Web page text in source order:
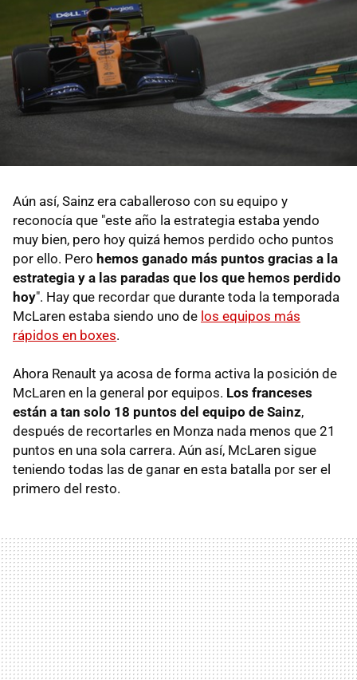
Aún así, Sainz era caballeroso con su equipo y
reconocía que "este año la estrategia estaba yendo
muy bien, pero hoy quizá hemos perdido ocho puntos
por ello. Pero hemos ganado más puntos gracias a la
estrategia y a las paradas que los que hemos perdido
hoy". Hay que recordar que durante toda la temporada
McLaren estaba siendo uno de los equipos más
rápidos en boxes.
Ahora Renault ya acosa de forma activa la posición de
McLaren en la general por equipos. Los franceses
están a tan solo 18 puntos del equipo de Sainz,
después de recortarles en Monza nada menos que 21
puntos en una sola carrera. Aún así, McLaren sigue
teniendo todas las de ganar en esta batalla por ser el
primero del resto.